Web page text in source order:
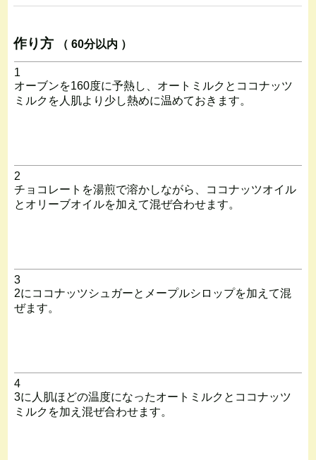
作り方 （ 60分以内 ）
1
オーブンを160度に予熱し、オートミルクとココナッツ
ミルクを人肌より少し熱めに温めておきます。
2
チョコレートを湯煎で溶かしながら、ココナッツオイル
とオリーブオイルを加えて混ぜ合わせます。
3
2にココナッツシュガーとメープルシロップを加えて混
ぜます。
4
3に人肌ほどの温度になったオートミルクとココナッツ
ミルクを加え混ぜ合わせます。